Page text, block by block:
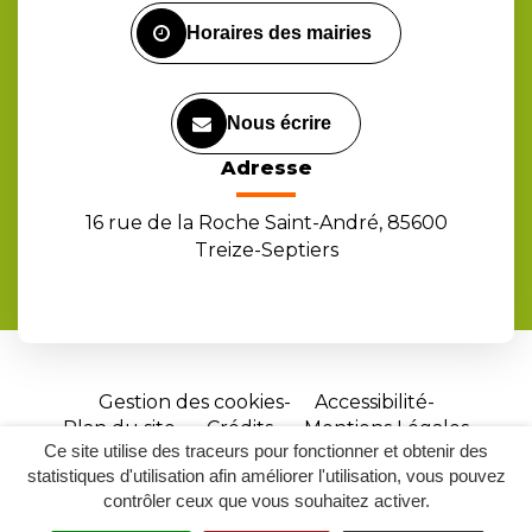
Ce site utilise des traceurs pour fonctionner et obtenir des
statistiques d'utilisation afin améliorer l'utilisation, vous pouvez
contrôler ceux que vous souhaitez activer.
Horaires des mairies
Nous écrire
Adresse
16 rue de la Roche Saint-André, 85600
Treize-Septiers
Gestion des cookies
Accessibilité
Plan du site
Crédits
Mentions Légales
Site
réalisé
par